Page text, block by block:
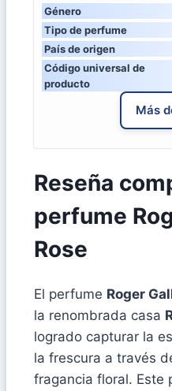
Género
Tipo de perfume
País de origen
Código universal de
producto
Más
Reseña
perfume
Rose
El perfume Roger
la renombrada casa
logrado capturar la
la frescura a través
fragancia floral. Este